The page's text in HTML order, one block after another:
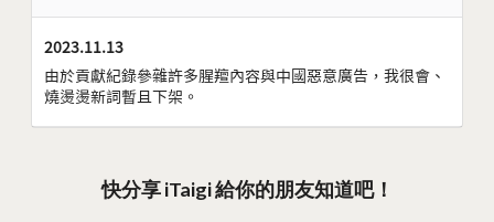
2023.11.13
由於貢獻紀錄參雜許多腥羶內容與中國惡意廣告，我很會、
燒燙燙新詞暫且下架。
快分享 iTaigi 給你的朋友知道吧！